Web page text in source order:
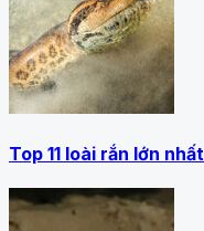
Top 11 loài rắn lớn